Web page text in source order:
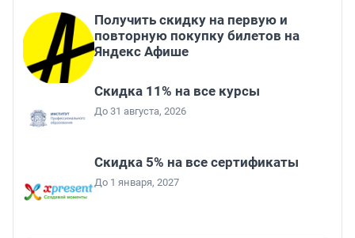
Получить скидку на первую и
повторную покупку билетов на
Яндекс Афише
Скидка 11% на все курсы
До 31 августа, 2026
Скидка 5% на все сертификаты
До 1 января, 2027